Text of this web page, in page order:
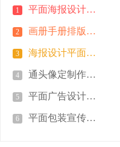
1 平面海报设计做图广告宣传单页
2 画册手册排版封面展板折页图片制作
3 海报设计平面广告制作封面图片制作
4 通头像定制作图标志字体设计
5 平面广告设计海报画册公司宣传册图片制作
6 平面包装宣传单页宣传册广告